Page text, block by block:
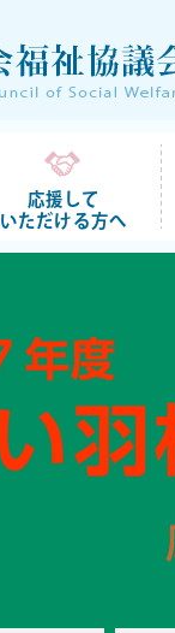
応援して
いただける方へ